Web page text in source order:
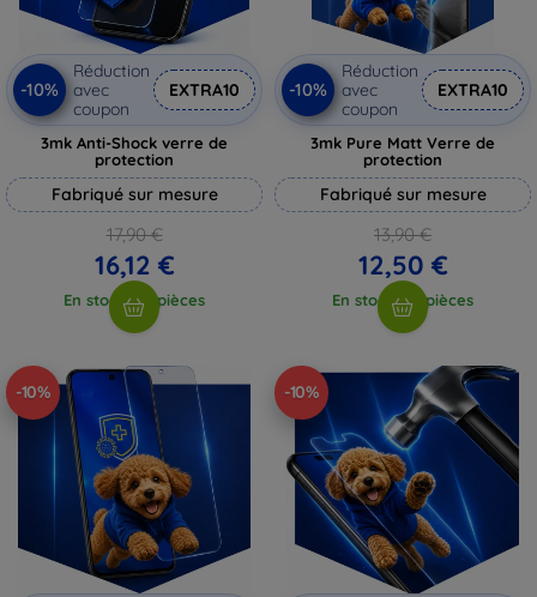
-10%
Réduction
avec
coupon
EXTRA10
3mk Anti-Shock verre de
protection
Fabriqué sur mesure
17,90 €
16,12 €
En stock > 5 pièces
-10%
Réduction
avec
coupon
EXTRA10
3mk Pure Matt Verre de
protection
Fabriqué sur mesure
13,90 €
12,50 €
En stock > 5 pièces
-10% -10%